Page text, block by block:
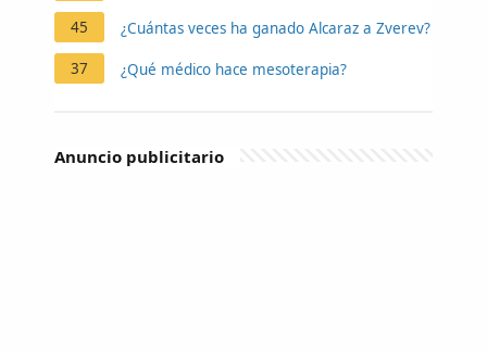
45 ¿Cuántas veces ha ganado Alcaraz a Zverev?
37 ¿Qué médico hace mesoterapia?
Anuncio publicitario